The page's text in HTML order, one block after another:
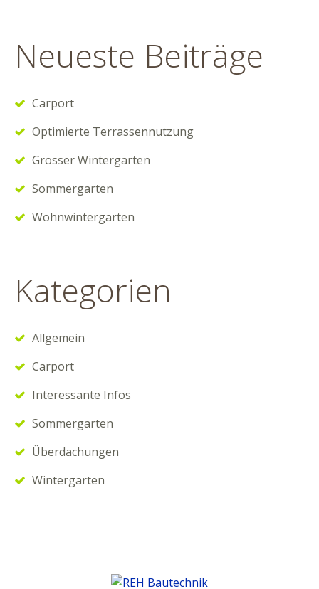
Neueste Beiträge
Carport
Optimierte Terrassennutzung
Grosser Wintergarten
Sommergarten
Wohnwintergarten
Kategorien
Allgemein
Carport
Interessante Infos
Sommergarten
Überdachungen
Wintergarten